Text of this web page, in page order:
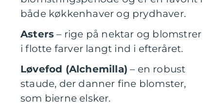
både køkkenhaver og prydhaver.
Asters – rige på nektar og blomstrer
i flotte farver langt ind i efteråret.
Løvefod (Alchemilla) – en robust
staude, der danner fine blomster,
som bierne elsker.